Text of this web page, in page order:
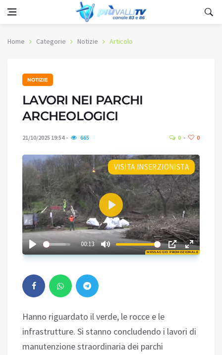
Home Categorie Notizie Articolo
NOTIZIE
LAVORI NEI PARCHI
ARCHEOLOGICI
21/10/2025 19:54 665 0 0
MESSAGGIO PROMOZIONALE
VISITA INSERZIONISTA
00:13
Play
02:44
Hanno riguardato il verde, le rocce e le
infrastrutture. Si stanno concludendo i lavori di
manutenzione straordinaria dei parchi